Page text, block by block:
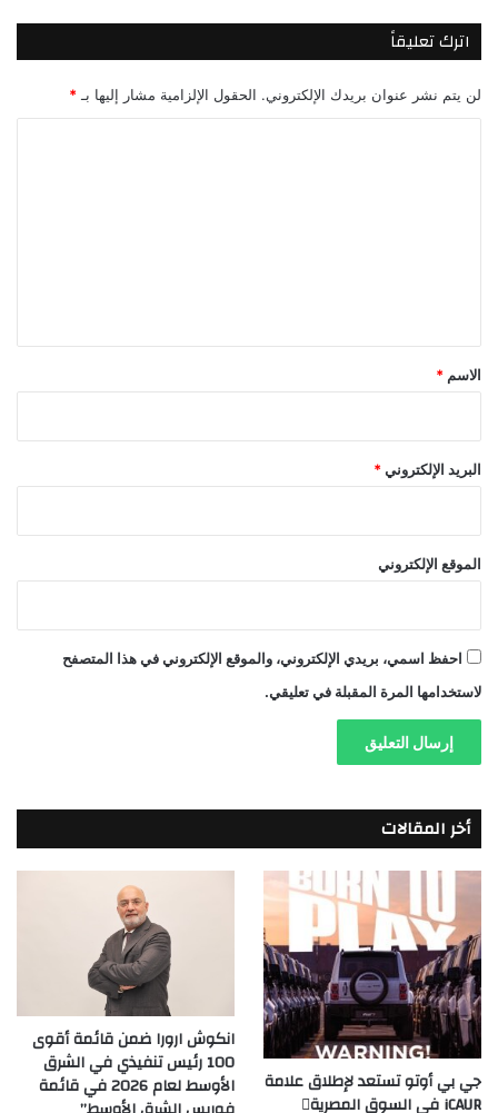
اترك تعليقاً
لن يتم نشر عنوان بريدك الإلكتروني. الحقول الإلزامية مشار إليها بـ *
*
الاسم *
البريد الإلكتروني *
الموقع الإلكتروني
احفظ اسمي، بريدي الإلكتروني، والموقع الإلكتروني في هذا المتصفح
لاستخدامها المرة المقبلة في تعليقي.
أخر المقالات
جي بي أوتو تستعد لإطلاق علامة
iCAUR في السوق المصرية
انكوش ارورا ضمن قائمة أقوى
100 رئيس تنفيذي في الشرق
الأوسط لعام 2026 في قائمة